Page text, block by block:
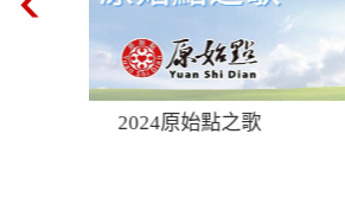
仁醫行腳